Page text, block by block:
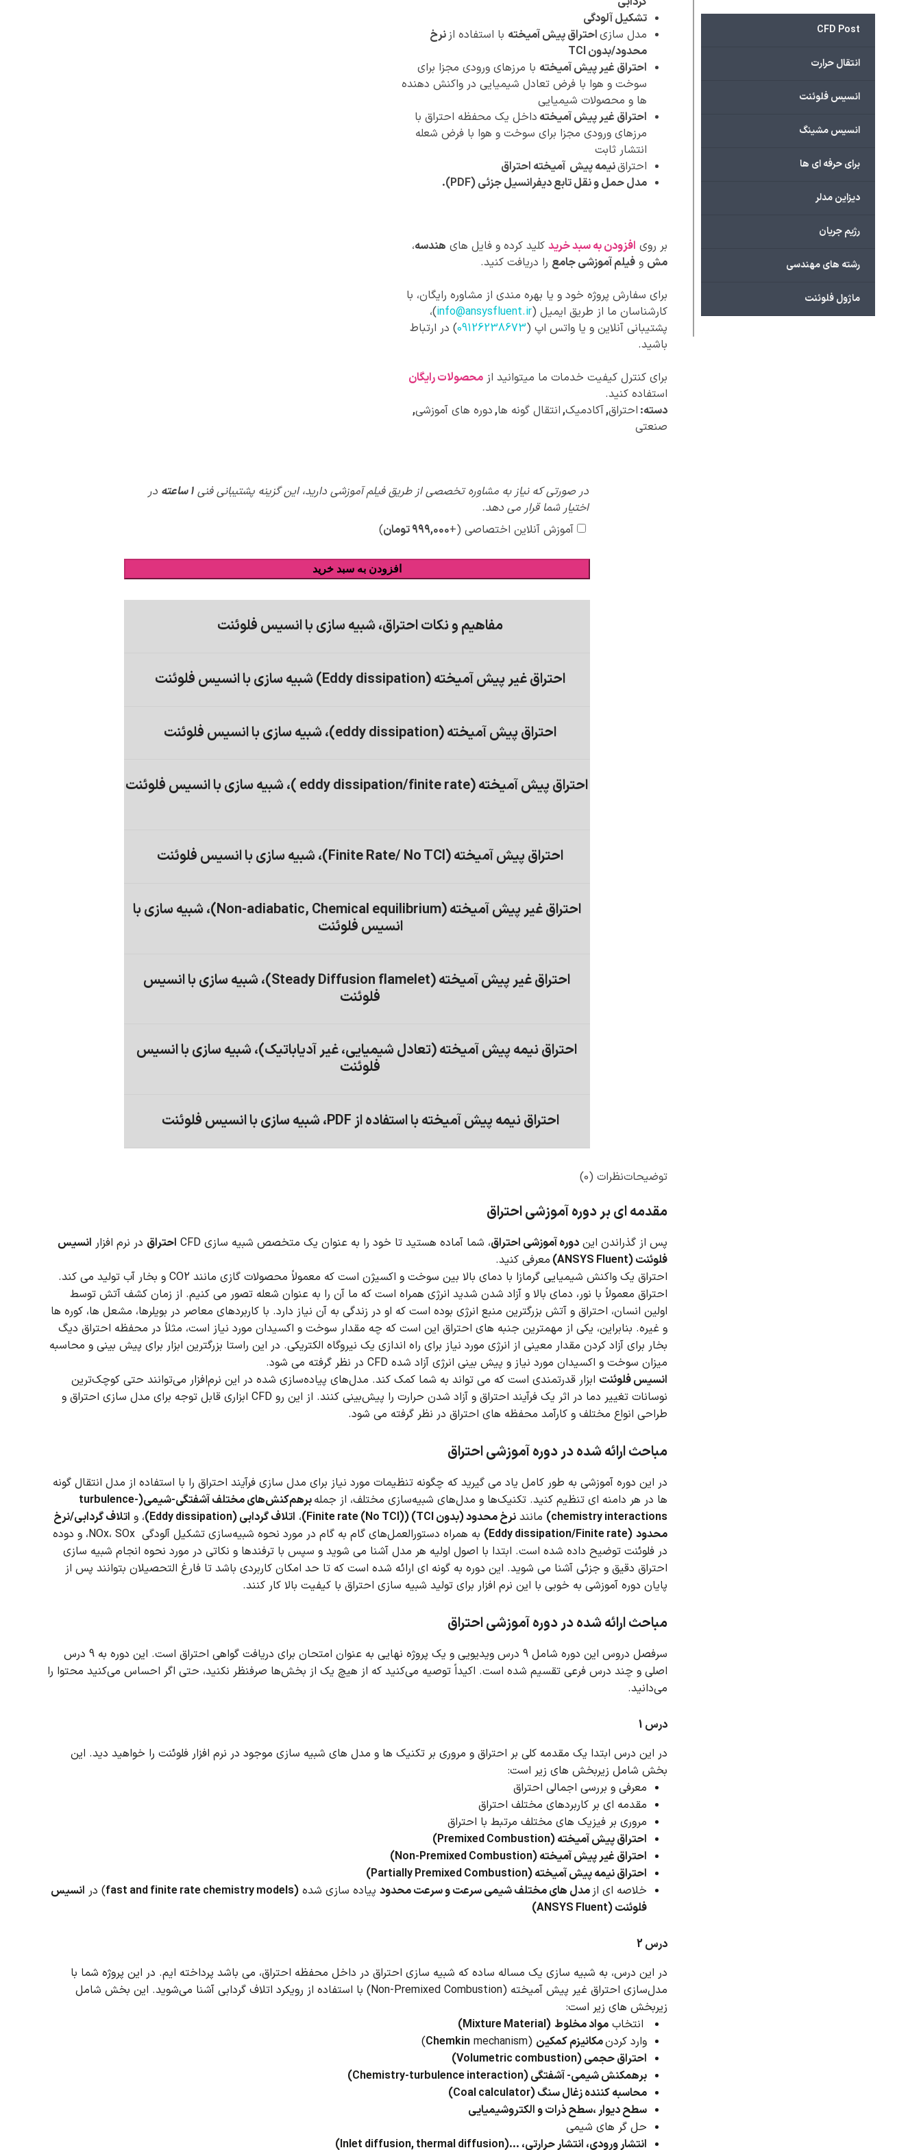
تشکیل آلودگی
مدل سازیاحتراق پیش آمیخته با استفاده ازنرخ
محدود/بدون TCI
احتراق غیر پیش آمیخته با مرزهای ورودی مجزا برای
سوخت و هوا با فرض تعادل شیمیایی در واکنش دهنده
ها و محصولات شیمیایی
احتراق غیر پیش آمیخته داخل یک محفظه احتراق با
مرزهای ورودی مجزا برای سوخت و هوا با فرض شعله
انتشار ثابت
احتراقنیمه پیش آمیخته احتراق
مدل حمل و نقل تابع دیفرانسیل جزئی (PDF).
بر روی افزودن به سبد خریدکلید کرده و فایل های هندسه،
مش و فیلم آموزشی جامع را دریافت کنید.
برای سفارش پروژه خود و یا بهره مندی از مشاوره رایگان، با
کارشناسان ما از طریق ایمیل (info@ansysfluent.ir)،
پشتیبانی آنلاین و یا واتس اپ (09126238673) در ارتباط
باشید.
برای کنترل کیفیت خدمات ما میتوانید از محصولات رایگان
استفاده کنید.
دسته: احتراق,آکادمیک,انتقال گونه ها,دوره های آموزشی,
صنعتی
احتراق نیمه پیش آمیخته با استفاده از PDF، شبیه سازی با انسیس فلوئنت
احتراق نیمه پیش آمیخته (تعادل شیمیایی، غیر آدیاباتیک)، شبیه سازی با انسیس
فلوئنت
احتراق غیر پیش آمیخته (Steady Diffusion flamelet)، شبیه سازی با انسیس
فلوئنت
احتراق غیر پیش آمیخته (Non-adiabatic, Chemical equilibrium)، شبیه سازی با
انسیس فلوئنت
احتراق پیش آمیخته (Finite Rate/ No TCI)، شبیه سازی با انسیس فلوئنت
احتراق پیش آمیخته (eddy dissipation/finite rate )، شبیه سازی با انسیس فلوئنت
احتراق پیش آمیخته (eddy dissipation)، شبیه سازی با انسیس فلوئنت
احتراق غیر پیش آمیخته (Eddy dissipation) شبیه سازی با انسیس فلوئنت
مفاهیم و نکات احتراق، شبیه سازی با انسیس فلوئنت
پیشنهادات
ویژه
در صورتی که نیاز به مشاوره تخصصی از طریق فیلم آموزشی دارید، این گزینه پشتیبانی فنی 1 ساعته
در
اختیار شما قرار می دهد.
آموزش آنلاین اختصاصی (+۹۹۹,۰۰۰تومان)
افزودن به سبد خرید
توضیحاتنظرات (0)
مقدمه ای بر دوره آموزشی احتراق
پس از گذراندن این دوره آموزشی احتراق، شما آماده هستید تا خود را به عنوان یک متخصص شبیه سازی CFD احتراق در نرم افزار انسیس
فلوئنت (ANSYS Fluent)
معرفی کنید.
احتراق یک واکنش شیمیایی گرمازا با دمای بالا بین سوخت و اکسیژن است که معمولاً محصولات گازی مانند CO2 و بخار آب تولید می کند.
احتراق معمولاً با نور، دمای بالا و آزاد شدن شدید انرژی همراه است که ما آن را به عنوان شعله تصور می کنیم. از زمان کشف آتش توسط
اولین انسان، احتراق و آتش بزرگترین منبع انرژی بوده است که او در زندگی به آن نیاز دارد. با کاربردهای معاصر در بویلرها، مشعل ها، کوره ها
و غیره. بنابراین، یکی از مهمترین جنبه های احتراق این است که چه مقدار سوخت و اکسیدان مورد نیاز است، مثلاً در محفظه احتراق دیگ
بخار برای آزاد کردن مقدار معینی از انرژی مورد نیاز برای راه اندازی یک نیروگاه الکتریکی. در این راستا بزرگترین ابزار برای پیش بینی و محاسبه
میزان سوخت و اکسیدان مورد نیاز و پیش بینی انرژی آزاد شده CFD در نظر گرفته می شود.
انسیس فلوئنت ابزار قدرتمندی است که می تواند به شما کمک کند. مدل‌های پیاده‌سازی شده در این نرم‌افزار می‌توانند حتی کوچک‌ترین
نوسانات تغییر دما در اثر یک فرآیند احتراق و آزاد شدن حرارت را پیش‌بینی کنند.
از این رو CFD ابزاری قابل توجه برای مدل سازی احتراق و
طراحی انواع مختلف و کارآمد محفظه های احتراق در نظر گرفته می شود.
مباحث ارائه شده در دوره آموزشی احتراق
در این دوره آموزشی به طور کامل یاد می گیرید که چگونه تنظیمات مورد نیاز برای مدل سازی فرآیند احتراق را با استفاده از مدل انتقال گونه
ها در هر دامنه ای تنظیم کنید. تکنیک‌ها و مدل‌های شبیه‌سازی مختلف، از جمله
برهم‌کنش‌های مختلف آشفتگی-شیمی(turbulence-
chemistry interactions) مانند نرخ محدود (بدون TCI) (Finite rate (No TCI)) ، اتلاف گردابی (Eddy dissipation) ، و اتلاف گردابی/نرخ
محدود (Eddy dissipation/Finite rate) به همراه دستورالعمل‌های گام به گام در مورد نحوه شبیه‌سازی تشکیل آلودگی
NOx، SOx، و دوده
در فلوئنت توضیح داده شده است. ابتدا با اصول اولیه هر مدل آشنا می شوید و سپس با ترفندها و نکاتی در مورد نحوه انجام شبیه سازی
احتراق دقیق و جزئی آشنا می شوید. این دوره به گونه ای ارائه شده است که تا حد امکان کاربردی باشد تا فارغ التحصیلان بتوانند پس از
پایان دوره آموزشی به خوبی با این نرم افزار برای تولید شبیه سازی احتراق با کیفیت بالا کار کنند.
مباحث ارائه شده در دوره آموزشی احتراق
سرفصل دروس این دوره شامل 9 درس ویدیویی و یک پروژه نهایی به عنوان امتحان برای دریافت گواهی احتراق است.
این دوره به 9 درس
اصلی و چند درس فرعی تقسیم شده است. اکیداً توصیه می‌کنید که از هیچ یک از بخش‌ها صرفنظر نکنید، حتی اگر احساس می‌کنید محتوا را
می‌دانید.
درس 1
در این درس ابتدا یک مقدمه کلی بر احتراق و مروری بر تکنیک ها و مدل های شبیه سازی موجود در نرم افزار فلوئنت را خواهید دید. این
بخش شامل زیربخش های زیر است:
معرفی و بررسی اجمالی احتراق
مقدمه ای بر کاربردهای مختلف احتراق
مروری بر فیزیک های مختلف مرتبط با احتراق
احتراق پیش آمیخته (Premixed Combustion)
احتراق غیر پیش آمیخته (Non-Premixed Combustion)
احتراق نیمه پیش آمیخته (Partially Premixed Combustion)
خلاصه ای ازمدل های مختلف شیمی سرعت و سرعت محدودپیاده سازی شده (fast and finite rate chemistry models ) در انسیس
فلوئنت (ANSYS Fluent)
درس 2
در این درس، به شبیه سازی یک مساله ساده که شبیه سازی احتراق در داخل محفظه احتراق، می باشد پرداخته ایم. در این پروژه شما با
مدل‌سازی احتراق غیر پیش آمیخته (Non-Premixed Combustion) با استفاده از رویکرد اتلاف گردابی آشنا می‌شوید.
این بخش شامل
زیربخش های زیر است:
انتخاب مواد مخلوط (Mixture Material)
وارد کردنمکانیزم کمکین (
Chemkin mechanism)
احتراق حجمی(Volumetric combustion)
برهمکنش شیمی- آشفتگی(Chemistry-turbulence interaction)
محاسبه کننده زغال سنگ (Coal calculator)
سطح دیوار ،سطح ذرات و الکتروشیمیایی
حل گر های شیمی
انتشار ورودی، انتشار حرارتی، …(Inlet diffusion, thermal diffusion)
CFD Post
انتقال حرارت
انسیس فلوئنت
انسیس مشینگ
برای حرفه ای ها
دیزاین مدلر
رژیم جریان
رشته های مهندسی
ماژول فلوئنت